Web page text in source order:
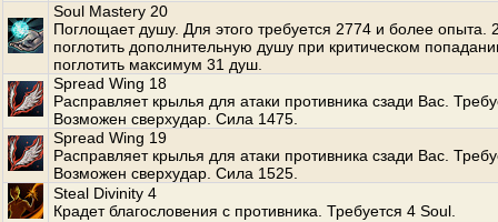
Soul Mastery 20
Поглощает душу. Для этого требуется 2774 и более опыта.
поглотить дополнительную душу при критическом
поглотить максимум 31 душ.
Spread Wing 18
Расправляет крылья для атаки противника сзади Вас.
Возможен сверхудар. Сила 1475.
Spread Wing 19
Расправляет крылья для атаки противника сзади Вас.
Возможен сверхудар. Сила 1525.
Steal Divinity 4
Крадет благословения с противника. Требуется 4 Soul.